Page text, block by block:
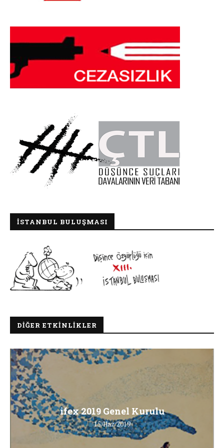
İSTANBUL BULUŞMASI
DIĞER ETKINLIKLER
ifex 2019 Genel Kurulu
15/Haz/2019